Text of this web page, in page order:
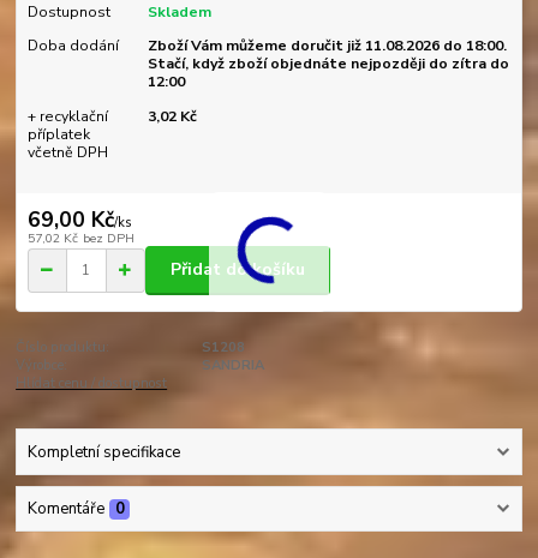
Dostupnost
Skladem
Doba dodání
Zboží Vám můžeme doručit již 11.08.2026 do 18:00.
Stačí, když zboží objednáte nejpozději do zítra do
12:00
+ recyklační
příplatek
včetně DPH
3,02 Kč
69,00 Kč/ks
57,02 Kč bez DPH
Přidat do košíku
Číslo produktu:
S1208
Výrobce:
SANDRIA
Hlídat cenu / dostupnost
Kompletní specifikace
Komentáře 0